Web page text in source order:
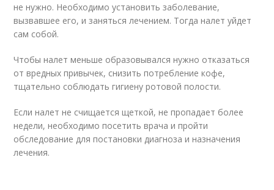
не нужно. Необходимо установить заболевание,
вызвавшее его, и заняться лечением. Тогда налет уйдет
сам собой.
Чтобы налет меньше образовывался нужно отказаться
от вредных привычек, снизить потребление кофе,
тщательно соблюдать гигиену ротовой полости.
Если налет не счищается щеткой, не пропадает более
недели, необходимо посетить врача и пройти
обследование для постановки диагноза и назначения
лечения.